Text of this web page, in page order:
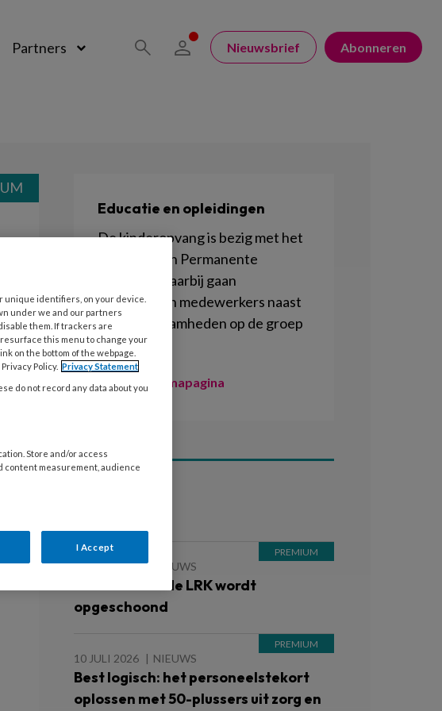
Partners Nieuwsbrief Abonneren
Educatie en opleidingen
De kinderopvang is bezig met het
invoeren van Permanente
Educatie. Daarbij gaan
pedagogisch medewerkers naast
hun werkzaamheden op de groep
bijleren.
Naar de themapagina
10 JULI 2026 NIEUWS
Het vernieuwde LRK wordt
opgeschoond
10 JULI 2026 NIEUWS
Best logisch: het personeelstekort
oplossen met 50-plussers uit zorg en
unique identifiers, on your device.
under we and our partners
them. If trackers are
resurface this menu to change your
on the bottom of the webpage.
Policy. Privacy Statement
do not record any data about you
Store and/or access
content measurement, audience
I Accept